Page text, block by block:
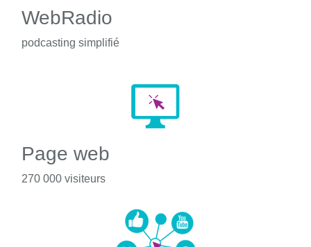
WebRadio
podcasting simplifié
Page web
270 000 visiteurs